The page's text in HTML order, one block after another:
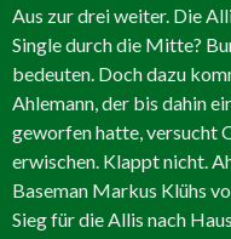
Aus zur drei weiter. Die
Single durch die Mitte?
bedeuten. Doch dazu
Ahlemann, der bis dahin
geworfen hatte, versucht
erwischen. Klappt nicht.
Baseman Markus Klühs
Sieg für die Allis nach